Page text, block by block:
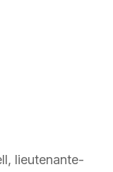
lieutenante-